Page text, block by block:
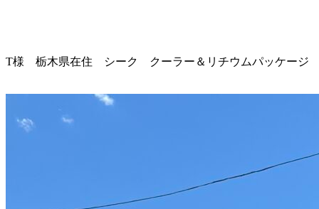
T様 栃木県在住 シーク クーラー＆リチウムパッケージ